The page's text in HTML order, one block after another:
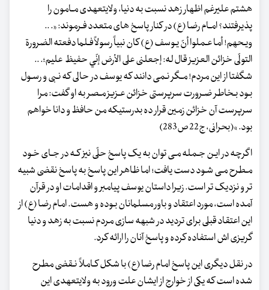
هشتم علیرغم اظهار زهد نسبت به دنیا، ولایت‏عهدی مـامون را
پذیرفتند؟ امـام رضا (ع) در کنار پاسخ های متعدد فـرموند: «. ..
ویـحهم! أما عـملوا أنّ یـوسف (ع) کان نبیاً رسولاً فـلما دفعته الضرورة
التولّی خزائن العزیز قال له: إجعلنی علی الأرض إنّي حفیظ علیم؛. ..
شگفتا از این مردم! مـگر نـمی دانند که یوسف در حالی که نـبی و رسـول
بـود بـخاطر ضـرورت سرپرستی خزائن عـزیز مـصر به او گفت: مرا
سرپرست آن خزائن زمین قرار ده بدرستیکه من حافظ و دانا خواهم
بود. »(بحرانی، ج22 ص283)
اگرچه در ایـن جـمله مـی توان به یک پاسخ حلّی نیز کـه در جـای خـود
مـطرح مـی شـود دست یافت؛ اما ظاهر این پاسخ به پاسخ نقضی شبیه
تر و نزدیک تر است. زیرا داستان یوسف پیامبر و اقدامات او در قرآن
آمده است، مورد اعتقاد و باور مسلمانان بـوده و هست. امام رضا (ع) از
این اعتقاد قبلی برای تردید در شبهه سازی مردم نسبت به زهد و دنیا
گریزی اش استفاده کرده و پاسخ آنان را ارائه کرد.
در نقل دیگری این پاسخ امام رضا (ع) با شکل کـاملاً نـقضی مطرح
شده است که یکی از خوارج از ایشان علت ورود به ولایت‏عهدی این